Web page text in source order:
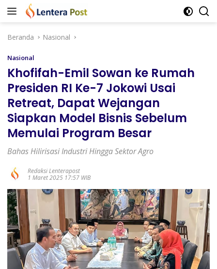
Langsung
Beranda
Nasional
Nasional
Khofifah-Emil Sowan ke Rumah
Presiden RI Ke-7 Jokowi Usai
Retreat, Dapat Wejangan
Siapkan Model Bisnis Sebelum
Memulai Program Besar
Bahas Hilirisasi Industri Hingga Sektor Agro
Redaksi Lenterapost
1 Maret 2025 17:57 WIB